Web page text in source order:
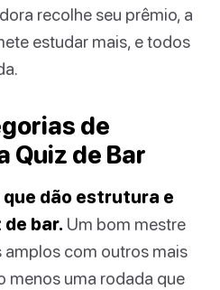
recolhe seu prêmio, a
estudar mais, e todos
de
Quiz de Bar
dão estrutura e
bar. Um bom mestre
com outros mais
menos uma rodada que